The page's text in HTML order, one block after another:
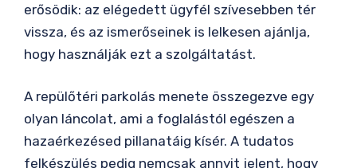
erősödik: az elégedett ügyfél szívesebben tér
vissza, és az ismerőseinek is lelkesen ajánlja,
hogy használják ezt a szolgáltatást.
A repülőtéri parkolás menete összegezve egy
olyan láncolat, ami a foglalástól egészen a
hazaérkezésed pillanatáig kísér. A tudatos
felkészülés pedig nemcsak annyit jelent, hogy